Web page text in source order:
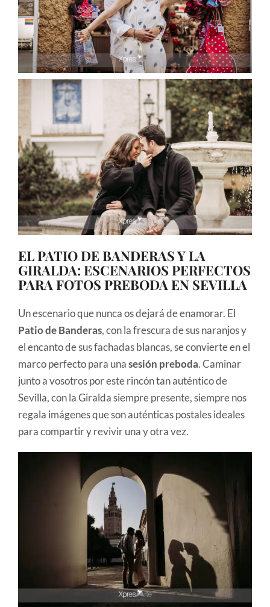
EL PATIO DE BANDERAS Y LA
GIRALDA: ESCENARIOS PERFECTOS
PARA FOTOS PREBODA EN SEVILLA
Un escenario que nunca os dejará de enamorar. El
Patio de Banderas, con la frescura de sus naranjos y
el encanto de sus fachadas blancas, se convierte en el
marco perfecto para unasesión preboda. Caminar
junto a vosotros por este rincón tan auténtico de
Sevilla, con la Giralda siempre presente, siempre nos
regala imágenes que son auténticas postales ideales
para compartir y revivir una y otra vez.